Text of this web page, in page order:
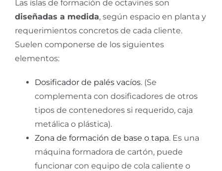
Las islas de formación de octavines son
diseñadas a medida, según espacio en planta y
requerimientos concretos de cada cliente.
Suelen componerse de los siguientes
elementos:
Dosificador de palés vacíos. (Se
complementa con dosificadores de otros
tipos de contenedores si requerido, caja
metálica o plástica).
Zona de formación de base o tapa. Es una
máquina formadora de cartón, puede
funcionar con equipo de cola caliente o